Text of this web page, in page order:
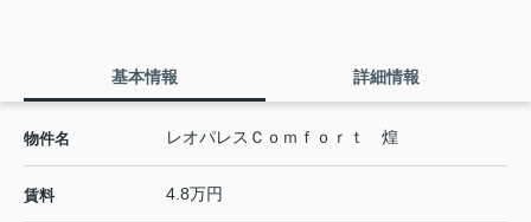
基本情報 詳細情報
物件名 レオパレスＣｏｍｆｏｒｔ 煌
賃料 4.8万円